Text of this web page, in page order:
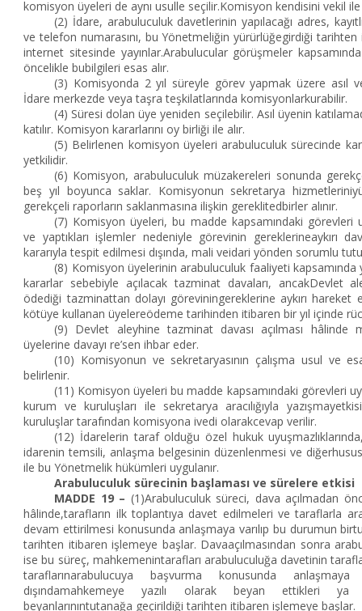
komisyon üyeleri de aynı usulle seçilir.Komisyon kendisini vekil
(2) İdare, arabuluculuk davetlerinin yapılacağı adres,
ve telefon numarasını, bu Yönetmeliğin yürürlüğegirdiği
internet sitesinde yayınlar.Arabulucular görüşmeler
öncelikle bubilgileri esas alır.
(3) Komisyonda 2 yıl süreyle görev yapmak üzere asıl
İdare merkezde veya taşra teşkilatlarında komisyonlarkurabilir.
(4) Süresi dolan üye yeniden seçilebilir. Asıl üyenin
katılır. Komisyon kararlarını oy birliği ile alır.
(5) Belirlenen komisyon üyeleri arabuluculuk sürecinde
yetkilidir.
(6) Komisyon, arabuluculuk müzakereleri sonunda
beş yıl boyunca saklar. Komisyonun sekretarya
gerekçeli raporların saklanmasına ilişkin gereklitedbirler alınır.
(7) Komisyon üyeleri, bu madde kapsamındaki görevleri
ve yaptıkları işlemler nedeniyle görevinin gereklerineaykırı
kararıyla tespit edilmesi dışında, mali veidari yönden sorumlu
(8) Komisyon üyelerinin arabuluculuk faaliyeti kapsamında
kararlar sebebiyle açılacak tazminat davaları, ancakDevlet
ödediği tazminattan dolayı göreviningereklerine aykırı
kötüye kullanan üyelereödeme tarihinden itibaren bir yıl içinde
(9) Devlet aleyhine tazminat davası açılması hâlinde
üyelerine davayı re’sen ihbar eder.
(10) Komisyonun ve sekretaryasının çalışma usul ve
belirlenir.
(11) Komisyon üyeleri bu madde kapsamındaki görevleri
kurum ve kuruluşları ile sekretarya aracılığıyla
kuruluşlar tarafından komisyona ivedi olarakcevap verilir.
(12) İdarelerin taraf olduğu özel hukuk
idarenin temsili, anlaşma belgesinin düzenlenmesi ve
ile bu Yönetmelik hükümleri uygulanır.
Arabuluculuk sürecinin başlaması ve sürelere etkisi
MADDE 19 – (1)Arabuluculuk süreci, dava açılmadan
hâlinde,tarafların ilk toplantıya davet edilmeleri ve taraflarla
devam ettirilmesi konusunda anlaşmaya varılıp bu durumun
tarihten itibaren işlemeye başlar. Davaaçılmasından sonra
ise bu süreç, mahkemenintarafları arabuluculuğa davetinin
taraflarınarabulucuya başvurma konusunda anlaşmaya
dışındamahkemeye yazılı olarak beyan ettikleri
beyanlarınıntutanağa geçirildiği tarihten itibaren işlemeye başlar.